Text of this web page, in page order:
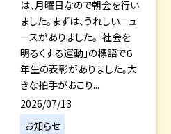
は、月曜日なので朝会を行い
ました。まずは、うれしいニュ
ースがありました。「社会を
明るくする運動」の標語で６
年生の表彰がありました。大
きな拍手がおこり...
2026/07/13
お知らせ